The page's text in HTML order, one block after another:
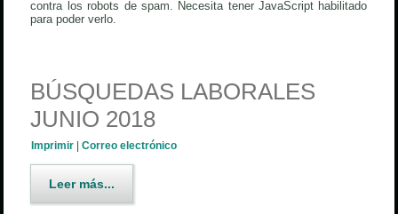
contra los robots de spam. Necesita tener JavaScript habilitado
para poder verlo.
BÚSQUEDAS LABORALES
JUNIO 2018
Imprimir |Correo electrónico
Leer más...